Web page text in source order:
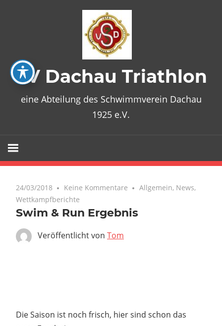
SV Dachau Triathlon
eine Abteilung des Schwimmverein Dachau
1925 e.V.
24/03/2018 Keine Kommentare Allgemein, News,
Wettkampfberichte
Swim & Run Ergebnis
Veröffentlicht von Tom
Die Saison ist noch frisch, hier sind schon das